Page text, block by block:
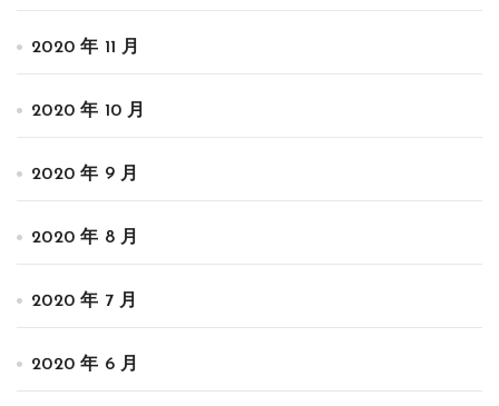
2020 年 11 月
2020 年 10 月
2020 年 9 月
2020 年 8 月
2020 年 7 月
2020 年 6 月